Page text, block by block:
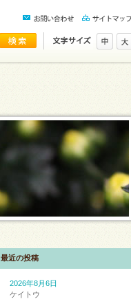
最近の投稿
2026年8月6日
ケイトウ